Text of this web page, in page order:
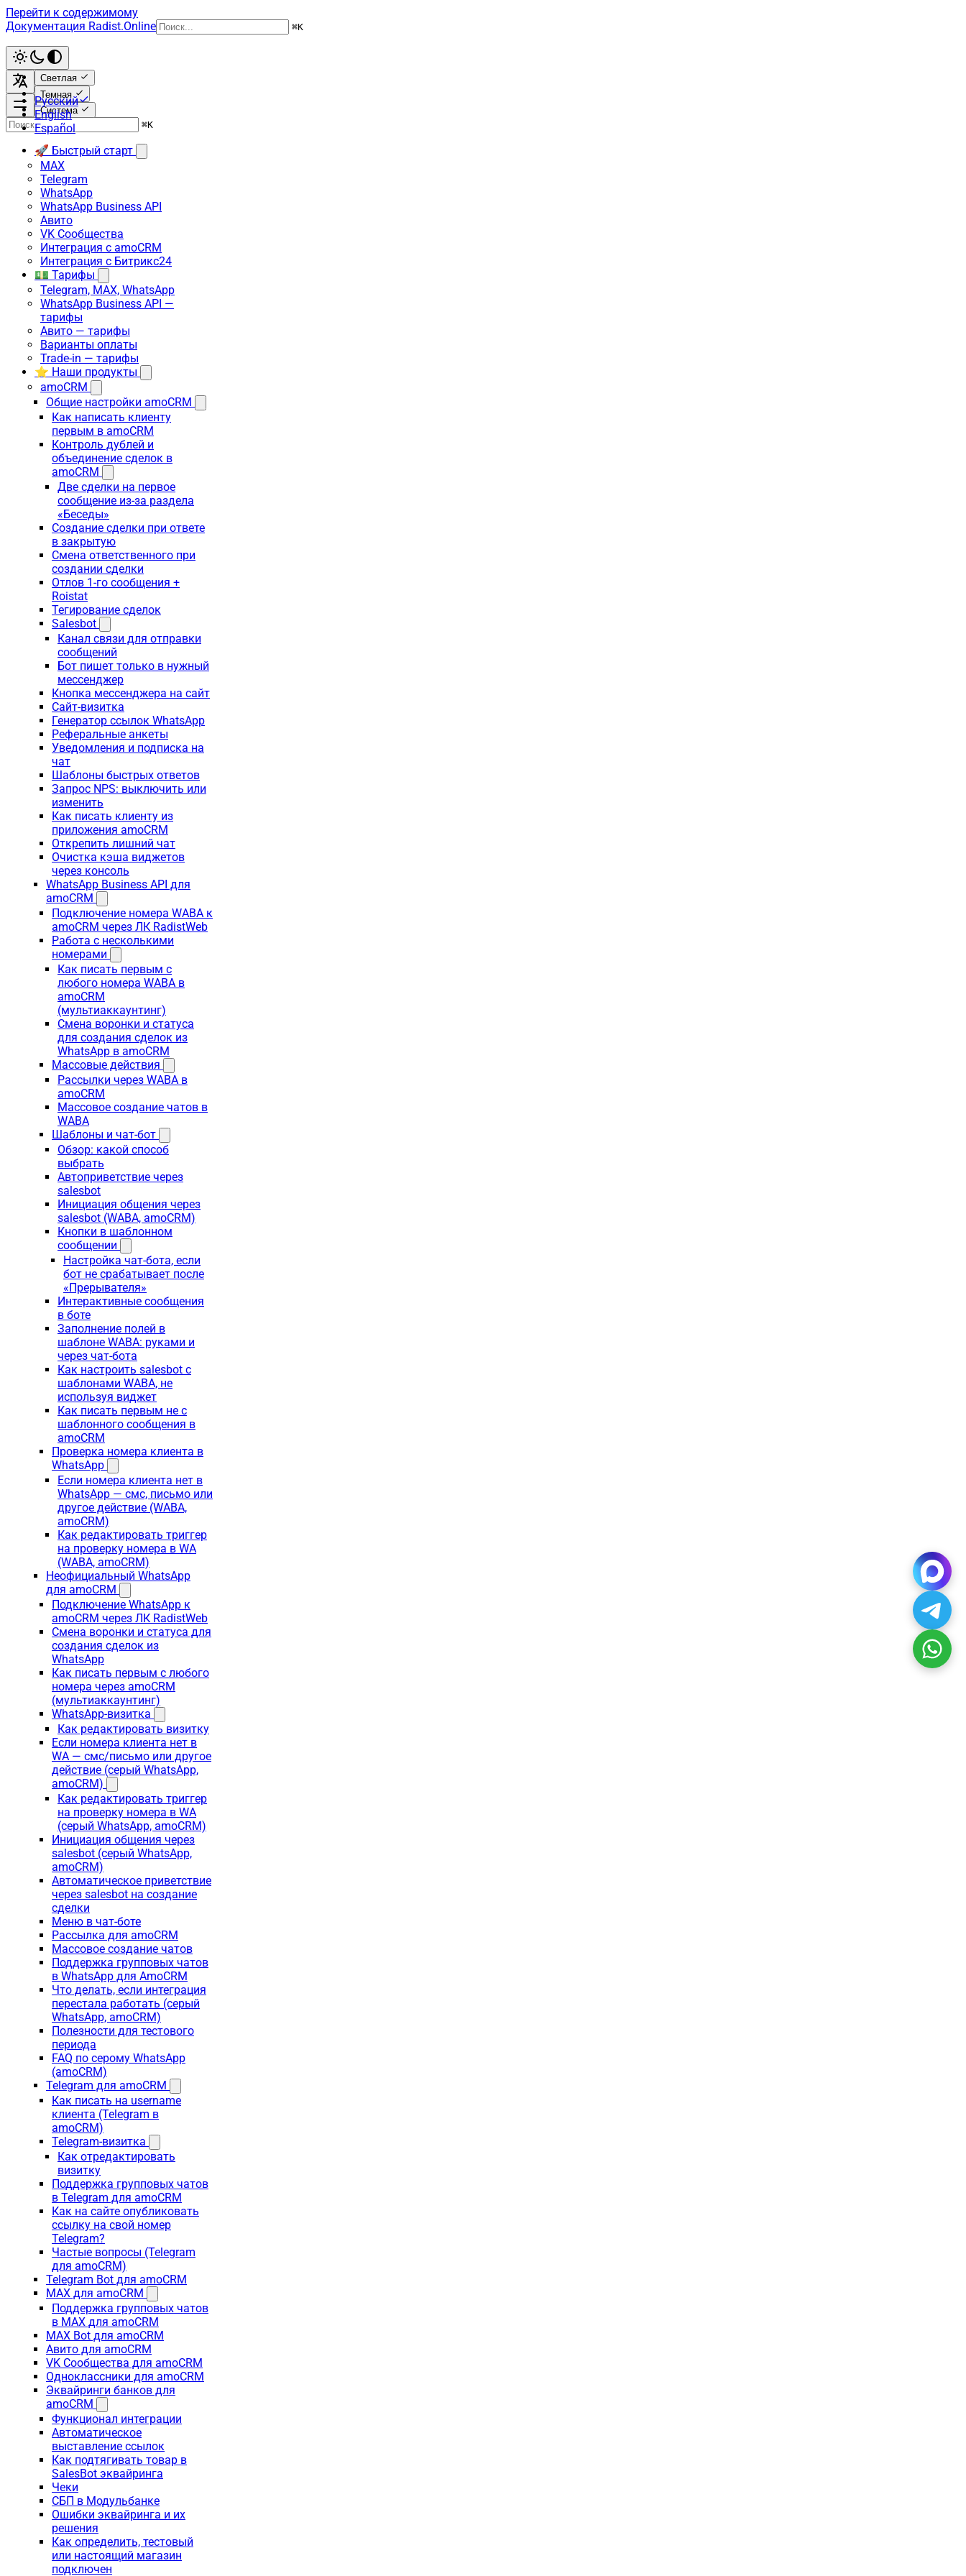
Перейти к содержимому
Документация Radist.Online
⌘K
Светлая
Темная
Система
Русский
English
Español
⌘K
🚀 Быстрый старт
MAX
Telegram
WhatsApp
WhatsApp Business API
Авито
VK Сообщества
Интеграция с amoCRM
Интеграция с Битрикс24
💵 Тарифы
Telegram, MAX, WhatsApp
WhatsApp Business API —
тарифы
Авито — тарифы
Варианты оплаты
Trade-in — тарифы
⭐ Наши продукты
amoCRM
Общие настройки amoCRM
Как написать клиенту
первым в amoCRM
Контроль дублей и
объединение сделок в
amoCRM
Две сделки на первое
сообщение из-за раздела
«Беседы»
Создание сделки при ответе
в закрытую
Смена ответственного при
создании сделки
Отлов 1-го сообщения +
Roistat
Тегирование сделок
Salesbot
Канал связи для отправки
сообщений
Бот пишет только в нужный
мессенджер
Кнопка мессенджера на сайт
Сайт-визитка
Генератор ссылок WhatsApp
Реферальные анкеты
Уведомления и подписка на
чат
Шаблоны быстрых ответов
Запрос NPS: выключить или
изменить
Как писать клиенту из
приложения amoCRM
Открепить лишний чат
Очистка кэша виджетов
через консоль
WhatsApp Business API для
amoCRM
Подключение номера WABA к
amoCRM через ЛК RadistWeb
Работа с несколькими
номерами
Как писать первым с
любого номера WABA в
amoCRM
(мультиаккаунтинг)
Смена воронки и статуса
для создания сделок из
WhatsApp в amoCRM
Массовые действия
Рассылки через WABA в
amoCRM
Массовое создание чатов в
WABA
Шаблоны и чат-бот
Обзор: какой способ
выбрать
Автоприветствие через
salesbot
Инициация общения через
salesbot (WABA, amoCRM)
Кнопки в шаблонном
сообщении
Настройка чат-бота, если
бот не срабатывает после
«Прерывателя»
Интерактивные сообщения
в боте
Заполнение полей в
шаблоне WABA: руками и
через чат-бота
Как настроить salesbot с
шаблонами WABA, не
используя виджет
Как писать первым не с
шаблонного сообщения в
amoCRM
Проверка номера клиента в
WhatsApp
Если номера клиента нет в
WhatsApp — смс, письмо или
другое действие (WABA,
amoCRM)
Как редактировать триггер
на проверку номера в WA
(WABA, amoCRM)
Неофициальный WhatsApp
для amoCRM
Подключение WhatsApp к
amoCRM через ЛК RadistWeb
Смена воронки и статуса для
создания сделок из
WhatsApp
Как писать первым с любого
номера через amoCRM
(мультиаккаунтинг)
WhatsApp-визитка
Как редактировать визитку
Если номера клиента нет в
WA — смс/письмо или другое
действие (серый WhatsApp,
amoCRM)
Как редактировать триггер
на проверку номера в WA
(серый WhatsApp, amoCRM)
Инициация общения через
salesbot (серый WhatsApp,
amoCRM)
Автоматическое приветствие
через salesbot на создание
сделки
Меню в чат-боте
Рассылка для amoCRM
Массовое создание чатов
Поддержка групповых чатов
в WhatsApp для AmoCRM
Что делать, если интеграция
перестала работать (серый
WhatsApp, amoCRM)
Полезности для тестового
периода
FAQ по серому WhatsApp
(amoCRM)
Telegram для amoCRM
Как писать на username
клиента (Telegram в
amoCRM)
Telegram-визитка
Как отредактировать
визитку
Поддержка групповых чатов
в Telegram для amoCRM
Как на сайте опубликовать
ссылку на свой номер
Telegram?
Частые вопросы (Telegram
для amoCRM)
Telegram Bot для amoCRM
MAX для amoCRM
Поддержка групповых чатов
в MAX для amoCRM
MAX Bot для amoCRM
Авито для amoCRM
VK Сообщества для amoCRM
Одноклассники для amoCRM
Эквайринги банков для
amoCRM
Функционал интеграции
Автоматическое
выставление ссылок
Как подтягивать товар в
SalesBot эквайринга
Чеки
СБП в Модульбанке
Ошибки эквайринга и их
решения
Как определить, тестовый
или настоящий магазин
подключен